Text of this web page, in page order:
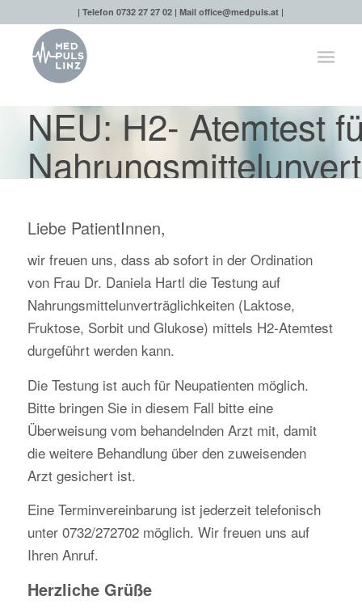
| Telefon 0732 27 27 02 | Mailoffice@medpuls.at |
NEU: H2- Atemtest
Liebe PatientInnen,
wir freuen uns, dass ab sofort in der Ordination
von Frau Dr. Daniela Hartl die Testung auf
Nahrungsmittelunverträglichkeiten (Laktose,
Fruktose, Sorbit und Glukose) mittels H2-Atemtest
durgeführt werden kann.
Die Testung ist auch für Neupatienten möglich.
Bitte bringen Sie in diesem Fall bitte eine
Überweisung vom behandelnden Arzt mit, damit
die weitere Behandlung über den zuweisenden
Arzt gesichert ist.
Eine Terminvereinbarung ist jederzeit telefonisch
unter 0732/272702 möglich. Wir freuen uns auf
Ihren Anruf.
Herzliche Grüße